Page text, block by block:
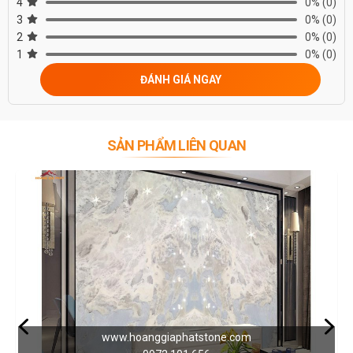
3.1. Tranh đá tự nhiên đơn tấm
Tranh đá đơn tấm sử dụng chất liệu đá tự nhiên với 1 slab lớn duy
nhất để trang trí nội thất phòng khách hoặc phòng ngủ, phòng
bếp… Theo đó, các đường vân và hoa văn trên mặt đá là độc nhất
và không trùng lặp.
3.2.
Tranh đá tự nhiên đối xứng 2 phía
bề mặt tương đối giống nhau và kích thước khá lớn, có thể dao
động trong 200cmx300cm một tấm tranh đá. Tranh đá đối xứng 2
phía có đường vân giống nhau nên tạo sự phản chiếu bắt mắt, độc
. Tranh đá tự nhiên đối xứng 4 phía
Kiểu tranh này được ghép từ 4 tấm tranh đá, thường là đối xứng
nhau, và phù hợp cho những không gian rộng rãi, yêu cầu cao về độ
sang trọng như phòng khách hay các sảnh của nhà hàng, khách
sạn, trung tâm thương mại, trung tâm hội nghị… Vẻ đẹp của chúng
được mô tả là thu hút và khiến người nhìn không thể rời mắt.
4. Phân loại tranh đá tự nhiên
4.1.Tranh đá Onyx tự nhiên
Dòng đá ngọc Onyx là cái tên được nhắc đến nhiều nhất khi nói về
3
0% (0)
2
0% (0)
1
0% (0)
ĐÁNH GIÁ NGAY
SẢN PHẨM LIÊN QUAN
www.hoanggiaphatstone.com